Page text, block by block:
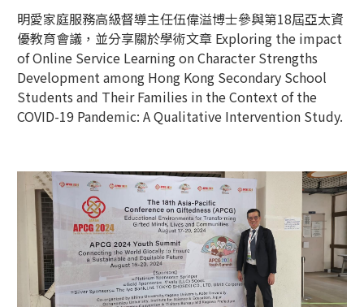
明愛家庭服務高級督導主任伍偉溢博士參與第18屆亞太資
優教育會議，並分享關於學術文章 Exploring the impact
of Online Service Learning on Character Strengths
Development among Hong Kong Secondary School
Students and Their Families in the Context of the
COVID-19 Pandemic: A Qualitative Intervention Study.